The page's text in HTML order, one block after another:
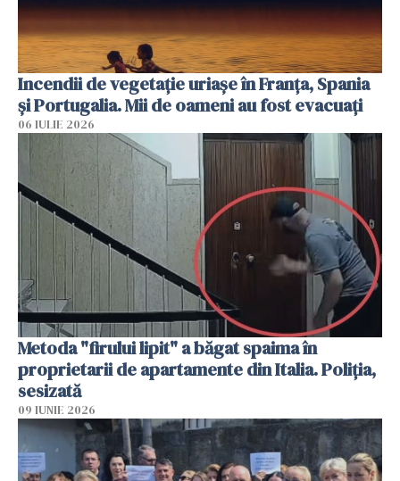
Incendii de vegetație uriașe în Franța, Spania
și Portugalia. Mii de oameni au fost evacuați
06 IULIE 2026
Metoda "firului lipit" a băgat spaima în
proprietarii de apartamente din Italia. Poliția,
sesizată
09 IUNIE 2026